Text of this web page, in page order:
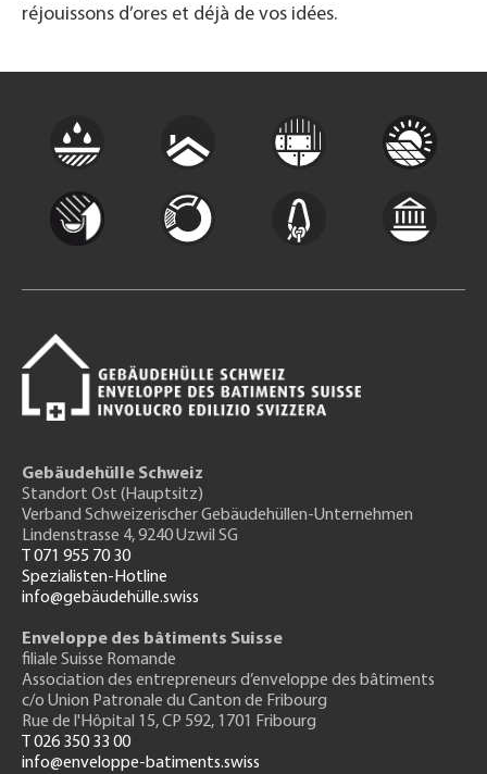
réjouissons d’ores et déjà de vos idées.
Gebäudehülle Schweiz
Standort Ost (Hauptsitz)
Verband Schweizerischer Gebäudehüllen-Unternehmen
Lindenstrasse 4, 9240 Uzwil SG
T 071 955 70 30
Spezialisten-Hotline
info@gebäudehülle.swiss
Enveloppe des bâtiments Suisse
filiale Suisse Romande
Association des entrepreneurs d’enveloppe des bâtiments
c/o Union Patronale du Canton de Fribourg
Rue de l'Hôpital 15, CP 592, 1701 Fribourg
T 026 350 33 00
info@enveloppe-batiments.swiss